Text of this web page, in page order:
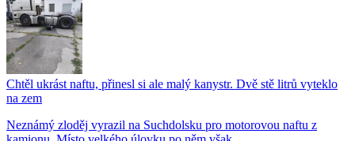
Chtěl ukrást naftu, přinesl si ale malý kanystr. Dvě stě litrů vyteklo
na zem
Neznámý zloděj vyrazil na Suchdolsku pro motorovou naftu z